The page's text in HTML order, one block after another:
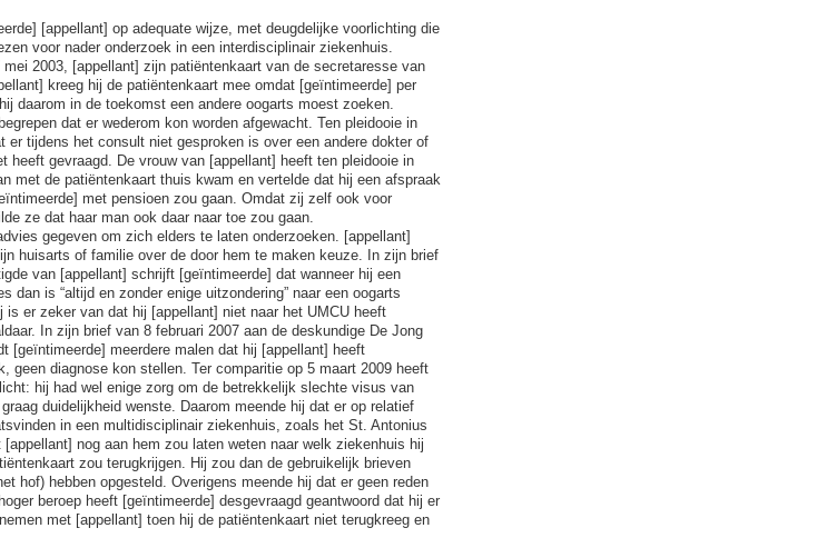
[appellant] op adequate wijze, met deugdelijke voorlichting die
voor nader onderzoek in een interdisciplinair ziekenhuis.
2003, [appellant] zijn patiëntenkaart van de secretaresse van
kreeg hij de patiëntenkaart mee omdat [geïntimeerde] per
daarom in de toekomst een andere oogarts moest zoeken.
dat er wederom kon worden afgewacht. Ten pleidooie in
er tijdens het consult niet gesproken is over een andere dokter of
heeft gevraagd. De vrouw van [appellant] heeft ten pleidooie in
met de patiëntenkaart thuis kwam en vertelde dat hij een afspraak
met pensioen zou gaan. Omdat zij zelf ook voor
ze dat haar man ook daar naar toe zou gaan.
gegeven om zich elders te laten onderzoeken. [appellant]
huisarts of familie over de door hem te maken keuze. In zijn brief
van [appellant] schrijft [geïntimeerde] dat wanneer hij een
dan is “altijd en zonder enige uitzondering” naar een oogarts
er zeker van dat hij [appellant] niet naar het UMCU heeft
In zijn brief van 8 februari 2007 aan de deskundige De Jong
[geïntimeerde] meerdere malen dat hij [appellant] heeft
geen diagnose kon stellen. Ter comparitie op 5 maart 2009 heeft
hij had wel enige zorg om de betrekkelijk slechte visus van
duidelijkheid wenste. Daarom meende hij dat er op relatief
in een multidisciplinair ziekenhuis, zoals het St. Antonius
nog aan hem zou laten weten naar welk ziekenhuis hij
zou terugkrijgen. Hij zou dan de gebruikelijk brieven
hof) hebben opgesteld. Overigens meende hij dat er geen reden
beroep heeft [geïntimeerde] desgevraagd geantwoord dat hij er
met [appellant] toen hij de patiëntenkaart niet terugkreeg en